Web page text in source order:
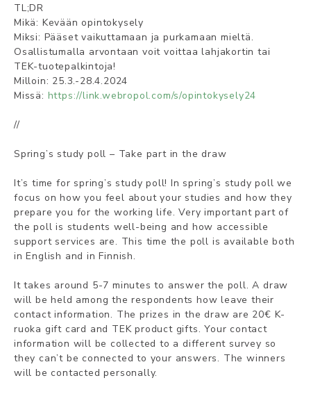
TL;DR
Mikä: Kevään opintokysely
Miksi: Pääset vaikuttamaan ja purkamaan mieltä.
Osallistumalla arvontaan voit voittaa lahjakortin tai
TEK-tuotepalkintoja!
Milloin: 25.3.-28.4.2024
Missä: https://link.webropol.com/s/opintokysely24
//
Spring’s study poll – Take part in the draw
It’s time for spring’s study poll! In spring’s study poll we
focus on how you feel about your studies and how they
prepare you for the working life. Very important part of
the poll is students well-being and how accessible
support services are. This time the poll is available both
in English and in Finnish.
It takes around 5-7 minutes to answer the poll. A draw
will be held among the respondents how leave their
contact information. The prizes in the draw are 20€ K-
ruoka gift card and TEK product gifts. Your contact
information will be collected to a different survey so
they can’t be connected to your answers. The winners
will be contacted personally.